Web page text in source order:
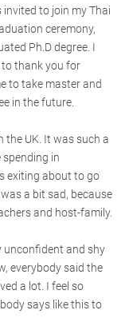
invited to join my Thai
ceremony,
Ph.D degree. I
thank you for
to take master and
in the future.
the UK. It was such a
in
exiting about to go
a bit sad, because
and host-family.
unconfident and shy
everybody said the
a lot. I feel so
says like this to